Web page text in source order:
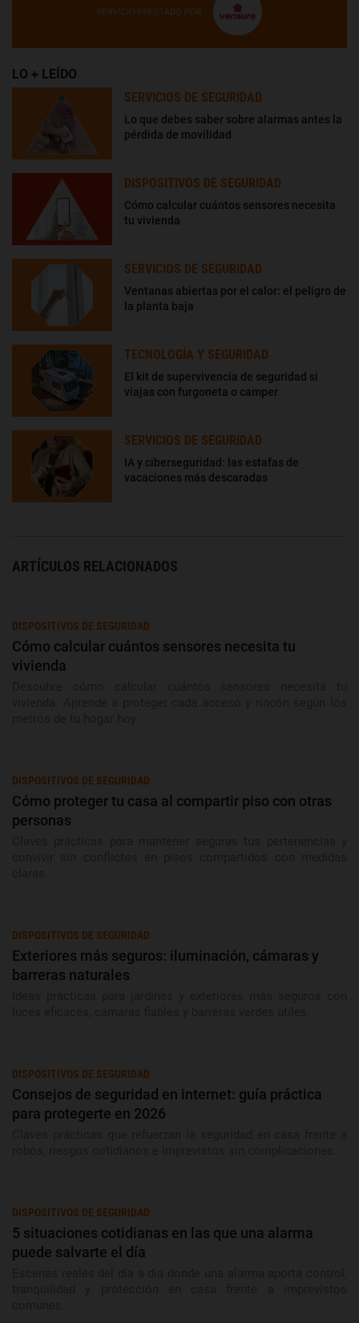
LO + LEÍDO
SERVICIOS DE SEGURIDAD
Lo que debes saber sobre alarmas antes la
pérdida de movilidad
DISPOSITIVOS DE SEGURIDAD
Cómo calcular cuántos sensores necesita
tu vivienda
SERVICIOS DE SEGURIDAD
Ventanas abiertas por el calor: el peligro de
la planta baja
TECNOLOGÍA Y SEGURIDAD
El kit de supervivencia de seguridad si
viajas con furgoneta o camper
SERVICIOS DE SEGURIDAD
IA y ciberseguridad: las estafas de
vacaciones más descaradas
ARTÍCULOS RELACIONADOS
DISPOSITIVOS DE SEGURIDAD
Cómo calcular cuántos sensores necesita tu
vivienda
DISPOSITIVOS DE SEGURIDAD
Cómo proteger tu casa al compartir piso con otras
personas
DISPOSITIVOS DE SEGURIDAD
Exteriores más seguros: iluminación, cámaras y
barreras naturales
DISPOSITIVOS DE SEGURIDAD
Consejos de seguridad en internet: guía práctica
para protegerte en 2026
DISPOSITIVOS DE SEGURIDAD
5 situaciones cotidianas en las que una alarma
puede salvarte el día